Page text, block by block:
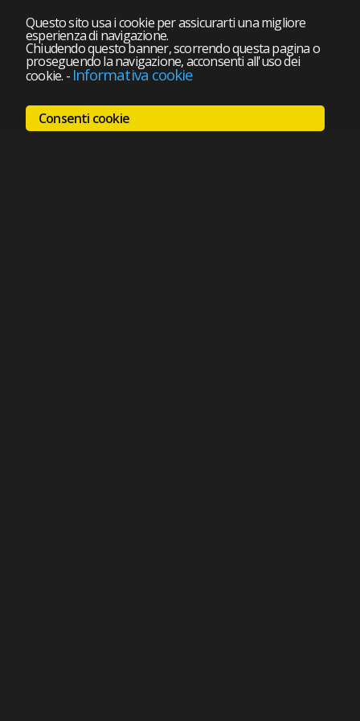
Questo sito usa i cookie per assicurarti una migliore
esperienza di navigazione.
Chiudendo questo banner, scorrendo questa pagina o
proseguendo la navigazione, acconsenti all'uso dei
cookie. - Informativa cookie
Consenti cookie